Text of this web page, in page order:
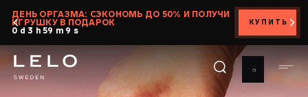
Перейти
основному
содержанию
ДЕНЬ ОРГАЗМА: СЭКОНОМЬ ДО 50% И ПОЛУЧИ
ИГРУШКУ В ПОДАРОК
0 d 3 h 59 m 8 s
КУПИТЬ